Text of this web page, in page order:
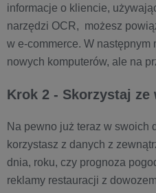
informacje o kliencie,
narzędzi OCR, możesz
w e-commerce. W
nowych komputerów, ale na
Krok 2 - Skorzystaj ze
Na pewno już teraz w swoich
korzystasz z danych z
dnia, roku, czy prognoza
reklamy restauracji z